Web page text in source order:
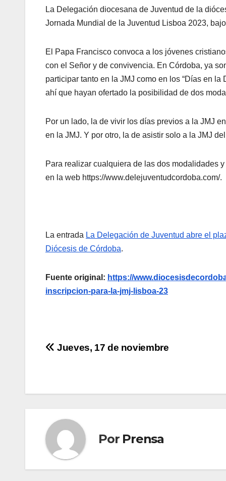
La Delegación diocesana de Juventud de la
Jornada Mundial de la Juventud Lisboa 2023,
El Papa Francisco convoca a los jóvenes
con el Señor y de convivencia. En Córdoba, ya
participar tanto en la JMJ como en los “Días en
ahí que hayan ofertado la posibilidad de dos
Por un lado, la de vivir los días previos a la JMJ
en la JMJ. Y por otro, la de asistir solo a la JMJ
Para realizar cualquiera de las dos modalidades
en la web https://www.delejuventudcordoba.com/.
La entrada La Delegación de Juventud abre el
Diócesis de Córdoba.
Fuente original: https://
inscripcion-para-la-jmj-lisboa-23
Navegación
entradas
Jueves, 17 de noviembre
Por Prensa